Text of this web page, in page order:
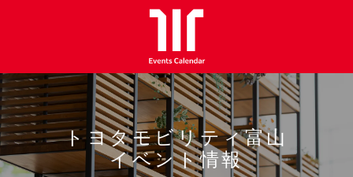
トヨタモビリティ富山
イベント情報